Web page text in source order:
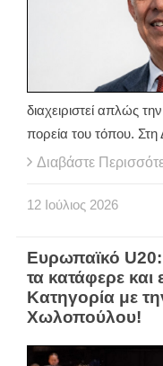
διαχειριστεί απλώς
πορεία του τόπου. Στη
Διαβάστε
12 Ιούλιος 2026
Ευρωπαϊκό
τα κατάφερε και
Κατηγορία με
Χωλοπούλου!